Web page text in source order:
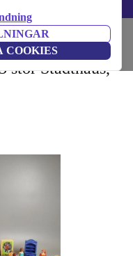
COOKIES
stor Stadthaus,